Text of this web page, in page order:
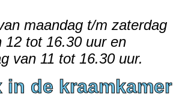
maandag t/m zaterdag
12 tot 16.30 uur en
van 11 tot 16.30 uur.
in de kraamkamer